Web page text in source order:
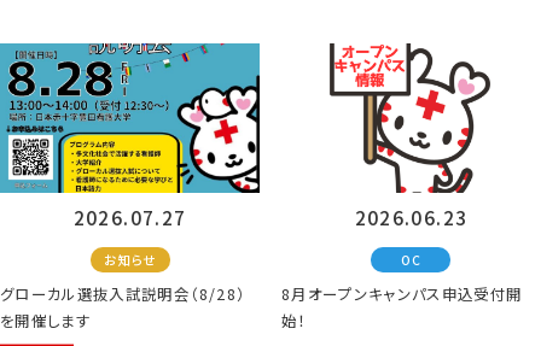
2026.07.27
お知らせ
グローカル選抜入試説明会（8/28）
を開催します
2026.06.23
OC
8月オープンキャンパス申込受付開
始！